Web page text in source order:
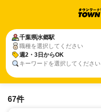
千葉県水郷駅
職種を選択してください
週2・3日からOK
キーワードを選択してください
67件